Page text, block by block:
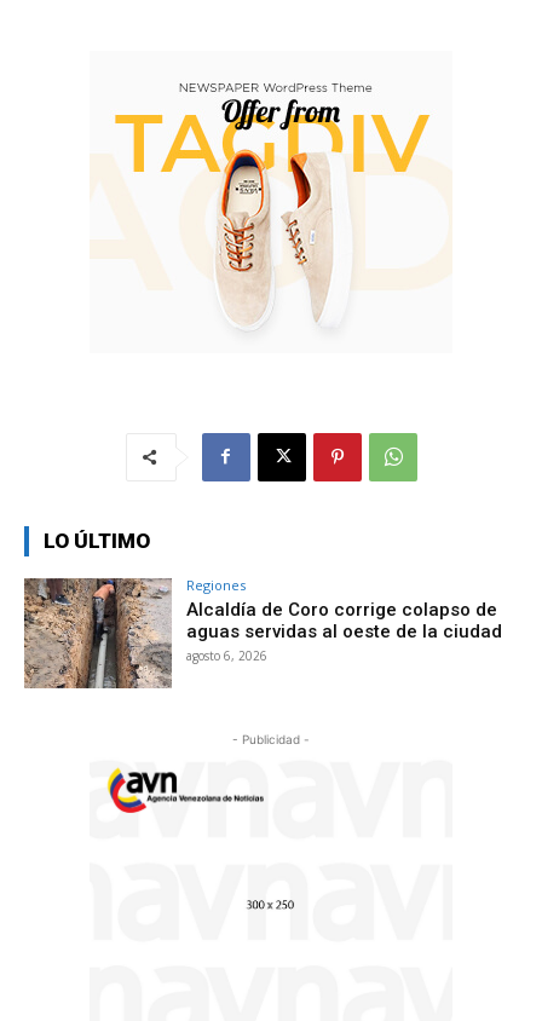
LO ÚLTIMO
Regiones
Alcaldía de Coro corrige colapso de
aguas servidas al oeste de la ciudad
agosto 6, 2026
- Publicidad -